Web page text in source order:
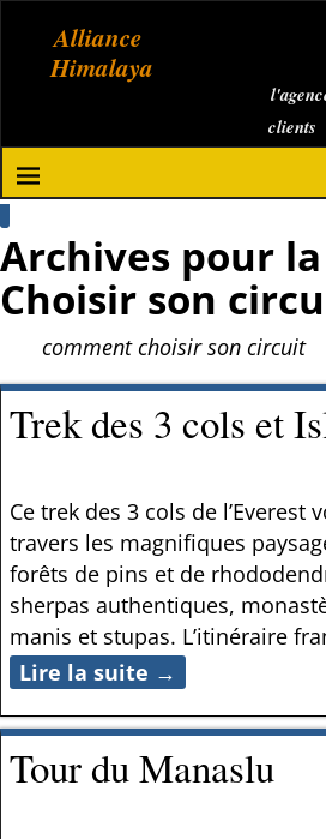
Alliance
Himalaya
clients
Archives pour
Choisir son
comment choisir son circuit
Trek des 3 cols et
Ce trek des 3 cols de l’Everest
travers les magnifiques
forêts de pins et de
sherpas authentiques,
manis et stupas. L’itinéraire
Lire la suite →
Tour du Manaslu